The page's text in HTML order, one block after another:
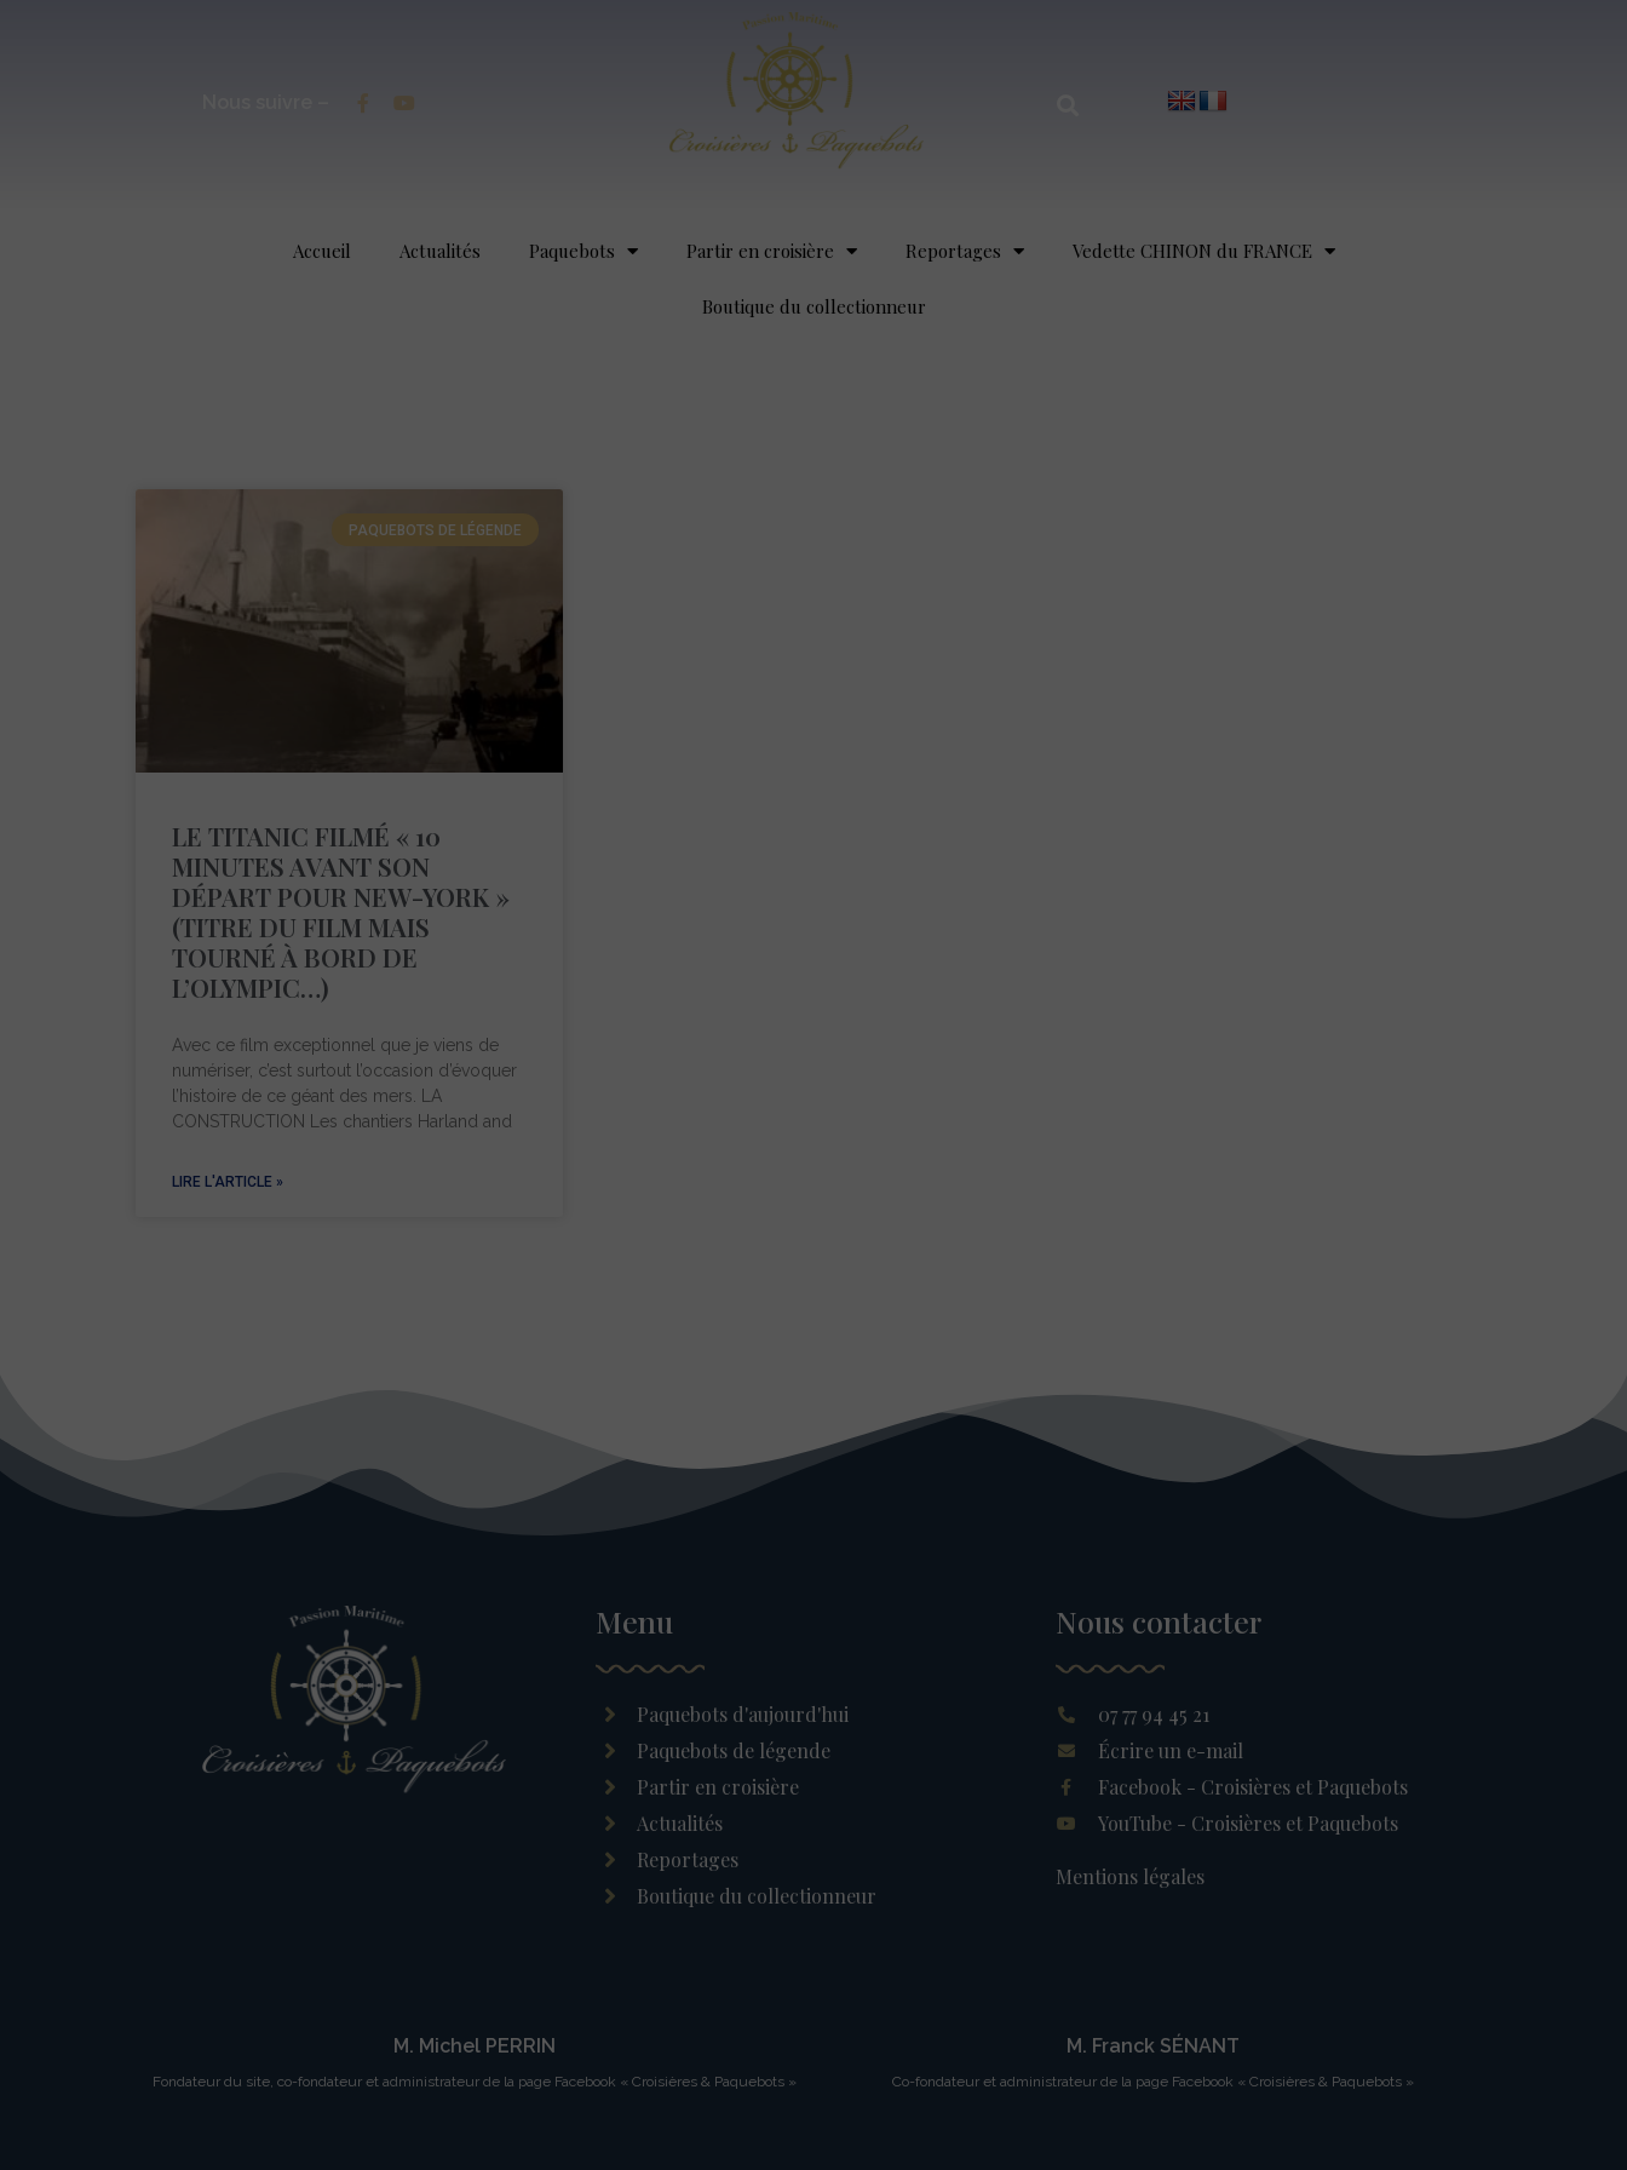
Accueil Actualités Paquebots Partir en croisière Reportages Vedette CHINON du FRANCE
Boutique du collectionneur
PAQUEBOTS DE LÉGENDE
LE TITANIC FILMÉ « 10
MINUTES AVANT SON
DÉPART POUR NEW-YORK »
(TITRE DU FILM MAIS
TOURNÉ À BORD DE
L’OLYMPIC…)
Avec ce film exceptionnel que je viens de
numériser, c’est surtout l’occasion d’évoquer
l’histoire de ce géant des mers. LA
CONSTRUCTION Les chantiers Harland and
LIRE L'ARTICLE »
Menu
Paquebots d'aujourd'hui
Paquebots de légende
Partir en croisière
Actualités
Reportages
Boutique du collectionneur
Nous contacter
07 77 94 45 21
Écrire un e-mail
Facebook - Croisières et Paquebots
YouTube - Croisières et Paquebots
Mentions légales
M. Michel PERRIN
Fondateur du site, co-fondateur et administrateur de la page Facebook « Croisières & Paquebots »
M. Franck SÉNANT
Co-fondateur et administrateur de la page Facebook « Croisières & Paquebots »